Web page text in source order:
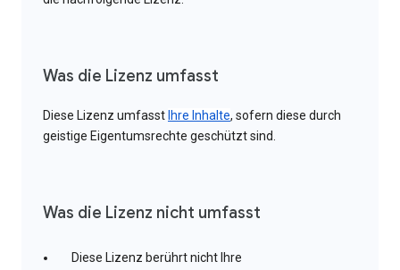
Was die Lizenz umfasst
Diese Lizenz umfasst Ihre Inhalte, sofern diese durch
geistige Eigentumsrechte geschützt sind.
Was die Lizenz nicht umfasst
Diese Lizenz berührt nicht Ihre